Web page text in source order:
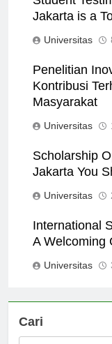
Student
Penelitian
Kontribusi
Scholarship
International
Cari